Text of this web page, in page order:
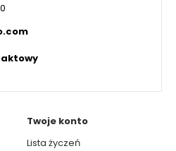
Twoje konto
Lista życzeń